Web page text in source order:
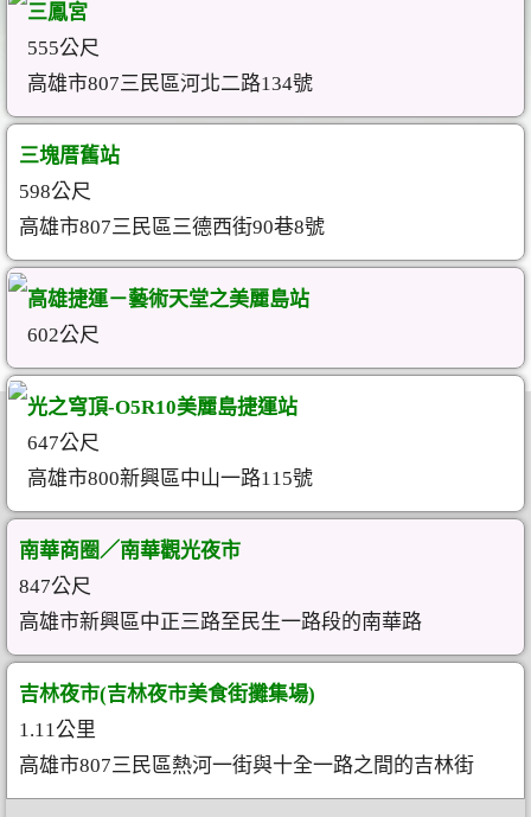
三鳳宮
555公尺
高雄市807三民區河北二路134號
三塊厝舊站
598公尺
高雄市807三民區三德西街90巷8號
高雄捷運－藝術天堂之美麗島站
602公尺
光之穹頂-O5R10美麗島捷運站
647公尺
高雄市800新興區中山一路115號
南華商圈／南華觀光夜市
847公尺
高雄市新興區中正三路至民生一路段的南華路
吉林夜市(吉林夜市美食街攤集場)
1.11公里
高雄市807三民區熱河一街與十全一路之間的吉林街